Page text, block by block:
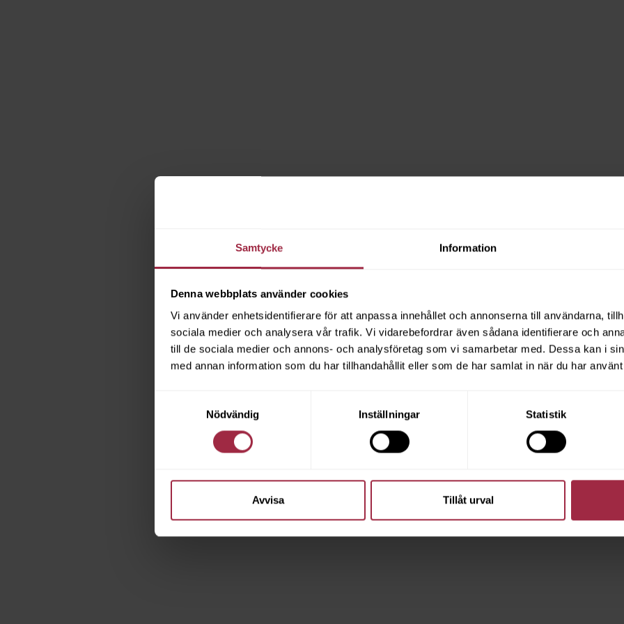
Samtycke Information
Denna webbplats använder cookies
Vi använder enhetsidentifierare för att anpassa innehållet och annonserna till användarna,
sociala medier och analysera vår trafik. Vi vidarebefordrar även sådana identifierare och
till de sociala medier och annons- och analysföretag som vi samarbetar med. Dessa kan i
med annan information som du har tillhandahållit eller som de har samlat in när du har
Nödvändig
Inställningar Statistik
Avvisa Tillåt urval